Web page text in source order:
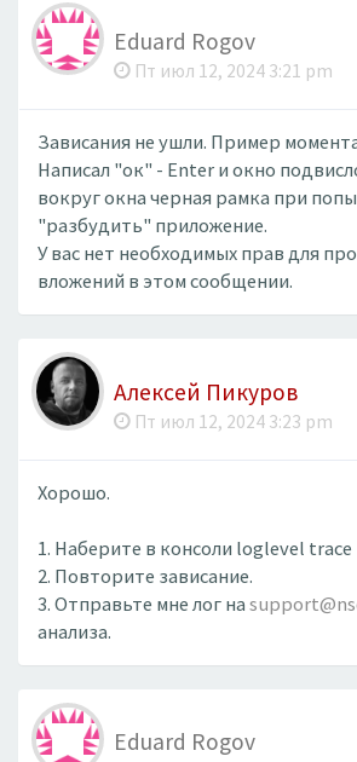
Eduard Rogov
Пт июл 12, 2024 3:21 pm
Зависания не ушли. Пример
Написал "ок" - Enter и окно
вокруг окна черная рамка при
"разбудить" приложение.
У вас нет необходимых прав для
вложений в этом сообщении.
Алексей Пикуров
Пт июл 12, 2024 3:23 pm
Хорошо.
1. Наберите в консоли loglevel trace
2. Повторите зависание.
3. Отправьте мне лог на
анализа.
Eduard Rogov